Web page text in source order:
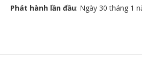
Phát hành lần đầu: Ngày 30 tháng 1